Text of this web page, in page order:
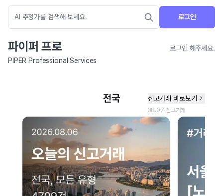
로그인
파이퍼 프로
로그인 해주세요.
PIPER Professional Services